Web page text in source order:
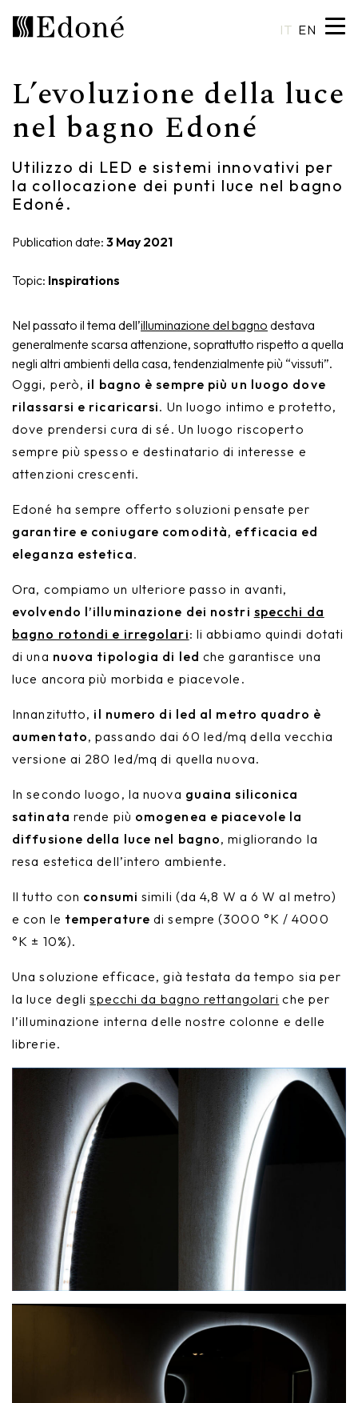
IT EN
L’evoluzione della luce
nel bagno Edoné
Utilizzo di LED e sistemi innovativi per
la collocazione dei punti luce nel bagno
Edoné.
Publication date: 3 May 2021
Topic: Inspirations
Nel passato il tema dell’illuminazione del bagno destava
generalmente scarsa attenzione, soprattutto rispetto a quella
negli altri ambienti della casa, tendenzialmente più “vissuti”.
Oggi, però, il bagno è sempre più un luogo dove
rilassarsi e ricaricarsi. Un luogo intimo e protetto,
dove prendersi cura di sé. Un luogo riscoperto
sempre più spesso e destinatario di interesse e
attenzioni crescenti.
Edoné ha sempre offerto soluzioni pensate per
garantire e coniugare comodità, efficacia ed
eleganza estetica.
Ora, compiamo un ulteriore passo in avanti,
evolvendo l’illuminazione dei nostri specchi da
bagno rotondi e irregolari: li abbiamo quindi dotati
di una nuova tipologia di led che garantisce una
luce ancora più morbida e piacevole.
Innanzitutto, il numero di led al metro quadro è
aumentato, passando dai 60 led/mq della vecchia
versione ai 280 led/mq di quella nuova.
In secondo luogo, la nuova guaina siliconica
satinata rende più omogenea e piacevole la
diffusione della luce nel bagno, migliorando la
resa estetica dell’intero ambiente.
Il tutto con consumi simili (da 4,8 W a 6 W al metro)
e con le temperature di sempre (3000 °K / 4000
°K ± 10%).
Una soluzione efficace, già testata da tempo sia per
la luce deglispecchi da bagno rettangolari che per
l’illuminazione interna delle nostre colonne e delle
librerie.
Chrono
Eos
Nike
Giunone
Atena
Artemide
Minerva
Bath-Living
Wall coverings
Bathtubs
Spotlights
Shelves
Furnishing accessories
Custom Design